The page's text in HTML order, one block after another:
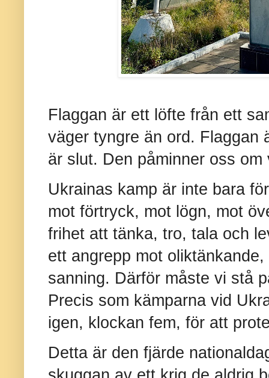
Flaggan är ett löfte från ett
väger tyngre än ord. Flaggan
är slut. Den påminner oss
Ukrainas kamp är inte bara
mot förtryck, mot lögn, mot
frihet att tänka, tro, tala och
ett angrepp mot
sanning. Därför måste vi stå
Precis som kämparna vid
igen, klockan fem, för att
Detta är den fjärde